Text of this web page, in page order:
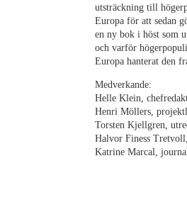
utsträckning till
Europa för att sedan
en ny bok i höst som
och varför
Europa hanterat den
Medverkande:
Helle Klein,
Henri Möllers,
Torsten Kjellgren,
Halvor Finess
Katrine Marcal,